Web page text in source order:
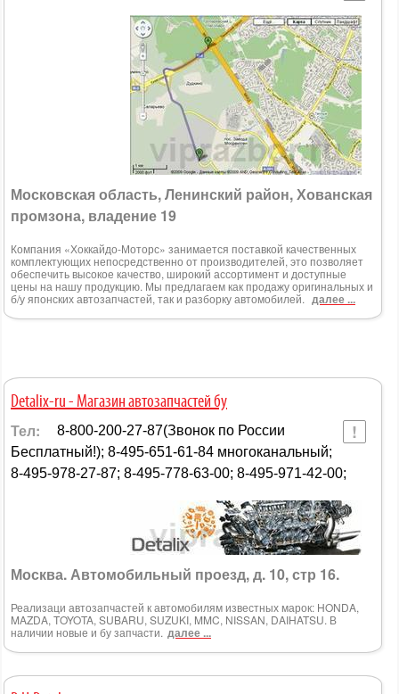
Московская область, Ленинский район, Хованская
промзона, владение 19
Компания «Хоккайдо-Моторс» занимается поставкой качественных
комплектующих непосредственно от производителей, это позволяет
обеспечить высокое качество, широкий ассортимент и доступные
цены на нашу продукцию. Мы предлагаем как продажу оригинальных и
б/у японских автозапчастей, так и разборку автомобилей. далее ...
Detalix-ru - Магазин автозапчастей бу
Тел:
8-800-200-27-87(Звонок по России
Бесплатный!); 8-495-651-61-84 многоканальный;
8-495-978-27-87; 8-495-778-63-00; 8-495-971-42-00;
Москва. Автомобильный проезд, д. 10, стр 16.
Реализаци автозапчастей к автомобилям известных марок: HONDA,
MAZDA, TOYOTA, SUBARU, SUZUKI, MMC, NISSAN, DAIHATSU. В
наличии новые и бу запчасти. далее ...